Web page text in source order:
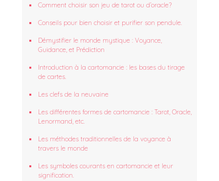
Comment choisir son jeu de tarot ou d’oracle?
Conseils pour bien choisir et purifier son pendule.
Démystifier le monde mystique : Voyance,
Guidance, et Prédiction
Introduction à la cartomancie : les bases du tirage
de cartes.
Les clefs de la neuvaine
Les différentes formes de cartomancie : Tarot, Oracle,
Lenormand, etc.
Les méthodes traditionnelles de la voyance à
travers le monde
Les symboles courants en cartomancie et leur
signification.